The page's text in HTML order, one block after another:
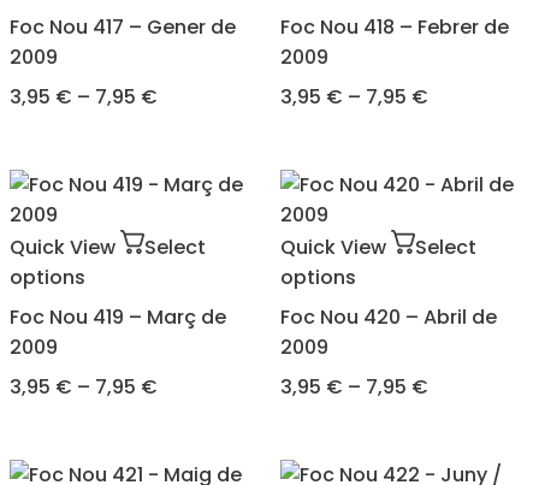
Foc Nou 417 – Gener de
2009
3,95 € – 7,95 €
Foc Nou 418 – Febrer de
2009
3,95 € – 7,95 €
Quick View
Select
options
Foc Nou 419 – Març de
2009
3,95 € – 7,95 €
Quick View
Select
options
Foc Nou 420 – Abril de
2009
3,95 € – 7,95 €